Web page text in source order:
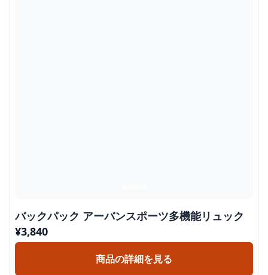
バックパック アーバンスポーツ多機能リュック
¥3,840
商品の詳細を見る